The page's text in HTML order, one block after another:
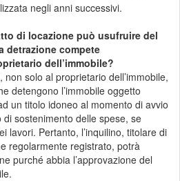
negli anni successivi.
di locazione può usufruire del
detrazione compete
dell’immobile?
solo al proprietario dell’immobile,
detengono l’immobile oggetto
un titolo idoneo al momento di avvio
sostenimento delle spese, se
lavori. Pertanto, l’inquilino, titolare di
regolarmente registrato, potrà
purché abbia l’approvazione del